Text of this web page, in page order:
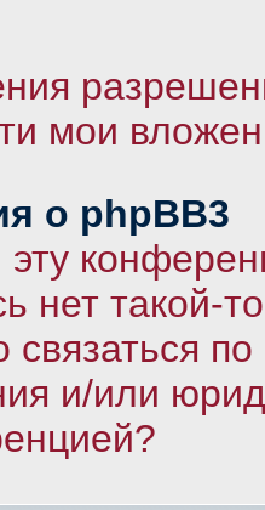
мои
о phpBB3
эту
нет такой-
по
и/или